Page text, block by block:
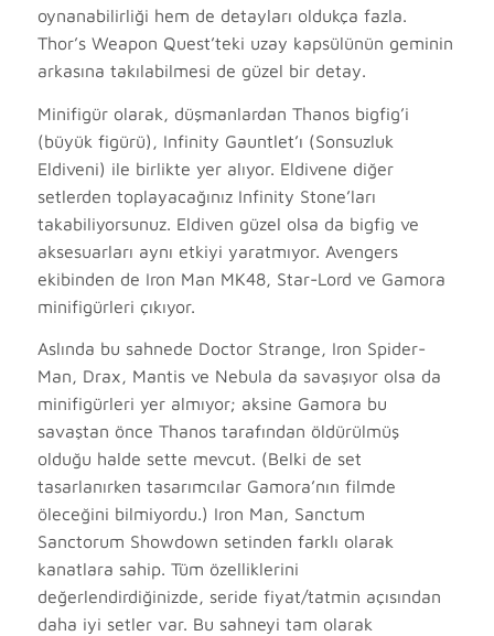
oynanabilirliği hem de detayları oldukça fazla.
Thor’s Weapon Quest’teki uzay kapsülünün geminin
arkasına takılabilmesi de güzel bir detay.
Minifigür olarak, düşmanlardan Thanos bigfig’i
(büyük figürü), Infinity Gauntlet’ı (Sonsuzluk
Eldiveni) ile birlikte yer alıyor. Eldivene diğer
setlerden toplayacağınız Infinity Stone’ları
takabiliyorsunuz. Eldiven güzel olsa da bigfig ve
aksesuarları aynı etkiyi yaratmıyor. Avengers
ekibinden de Iron Man MK48, Star-Lord ve Gamora
minifigürleri çıkıyor.
Aslında bu sahnede Doctor Strange, Iron Spider-
Man, Drax, Mantis ve Nebula da savaşıyor olsa da
minifigürleri yer almıyor; aksine Gamora bu
savaştan önce Thanos tarafından öldürülmüş
olduğu halde sette mevcut. (Belki de set
tasarlanırken tasarımcılar Gamora’nın filmde
öleceğini bilmiyordu.) Iron Man, Sanctum
Sanctorum Showdown setinden farklı olarak
kanatlara sahip. Tüm özelliklerini
değerlendirdiğinizde, seride fiyat/tatmin açısından
daha iyi setler var. Bu sahneyi tam olarak